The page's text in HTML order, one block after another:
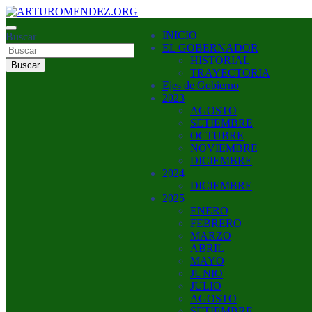
Saltar
al
contenido
ARTUROMENDEZ.ORG
ARTURO MENDEZ GOBERNADOR 2023
Buscar
Buscar
INICIO
EL GOBERNADOR
HISTORIAL
TRAYECTORIA
Ejes de Gobierno
2023
AGOSTO
SETIEMBRE
OCTUBRE
NOVIEMBRE
DICIEMBRE
2024
DICIEMBRE
2025
ENERO
FEBRERO
MARZO
ABRIL
MAYO
JUNIO
JULIO
AGOSTO